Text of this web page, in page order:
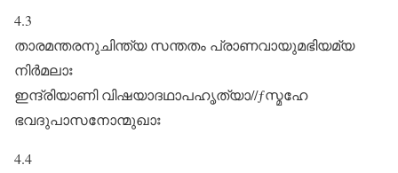
4.3
താരമന്തരനുചിന്ത്യ സന്തതം പ്രാണവായുമഭിയമ്യ
നിർമലാഃ
ഇന്ദ്രിയാണി വിഷയാദഥാപഹൃത്യാ//ƒസ്മഹേ
ഭവദുപാസനോന്മുഖാഃ
4.4